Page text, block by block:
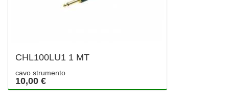
CHL100LU1 1 MT
cavo strumento
10,00 €